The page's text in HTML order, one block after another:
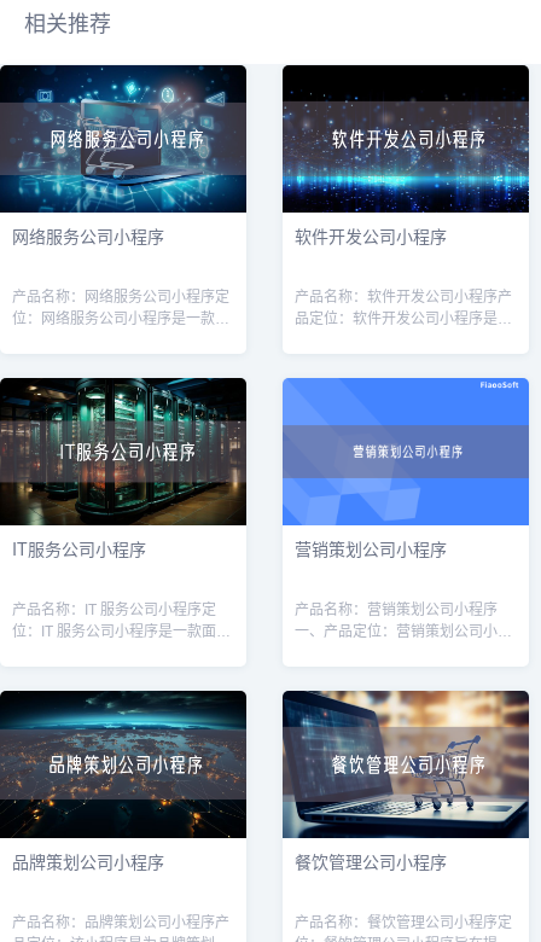
相关推荐
网络服务公司小程序
产品名称：网络服务公司小程序定
位：网络服务公司小程序是一款针
工具，旨在帮助公司提高效率、增
强客户体验
软件开发公司小程序
产品名称：软件开发公司小程序产
品定位：软件开发公司小程序是一
效率和客户管理能力。通过该小程
IT服务公司小程序
产品名称：IT 服务公司小程序定
位：IT 服务公司小程序是一款面向
案。通过该小程序，用户可以方便
快
营销策划公司小程序
产品名称：营销策划公司小程序
一、产品定位：营销策划公司小程
升业务效率和服务质量。通过该小
程序，用户可
品牌策划公司小程序
产品名称：品牌策划公司小程序产
餐饮管理公司小程序
产品名称：餐饮管理公司小程序定